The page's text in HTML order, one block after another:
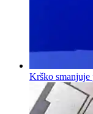
Krško smanjuje